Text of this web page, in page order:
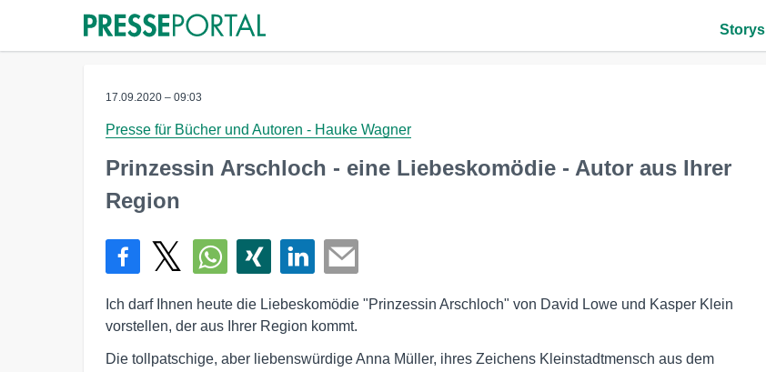
Storys
17.09.2020 – 09:03
Presse für Bücher und Autoren - Hauke Wagner
Prinzessin Arschloch - eine Liebeskomödie - Autor aus Ihrer
Region
Ich darf Ihnen heute die Liebeskomödie "Prinzessin Arschloch" von David Lowe und Kasper Klein
vorstellen, der aus Ihrer Region kommt.
Die tollpatschige, aber liebenswürdige Anna Müller, ihres Zeichens Kleinstadtmensch aus dem